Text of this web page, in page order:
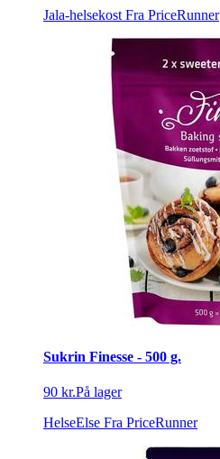
Jala-helsekost Fra PriceRunner
Sukrin Finesse - 500 g.
90 kr.På lager
HelseElse Fra PriceRunner